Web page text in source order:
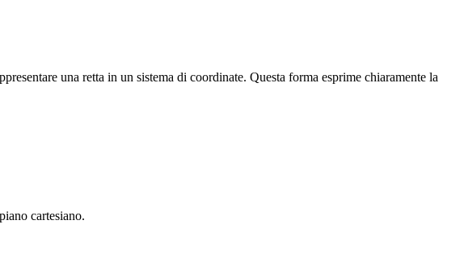
una retta in un sistema di coordinate. Questa forma esprime chiaramente la
cartesiano.